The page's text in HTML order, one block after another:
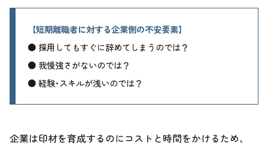
【短期離職者に対する企業側の不安要素】
● 採用してもすぐに辞めてしまうのでは？
● 我慢強さがないのでは？
● 経験･スキルが浅いのでは？
企業は印材を育成するのにコストと時間をかけるため、